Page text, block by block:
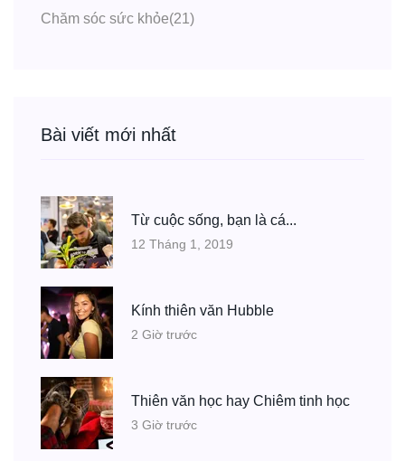
Chăm sóc sức khỏe(21)
Bài viết mới nhất
Từ cuộc sống, bạn là cá...
12 Tháng 1, 2019
Kính thiên văn Hubble
2 Giờ trước
Thiên văn học hay Chiêm tinh học
3 Giờ trước